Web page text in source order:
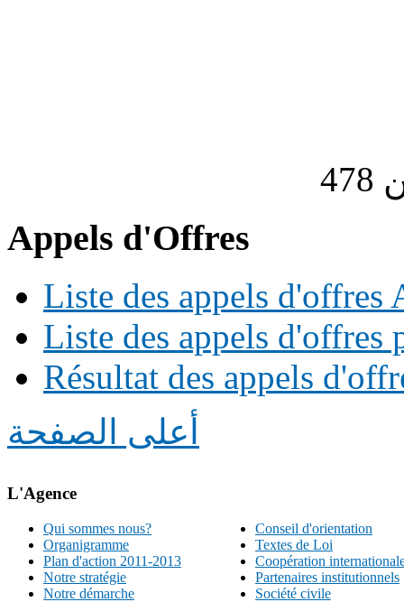
Appels d'Offres
Liste des appels d'offres
Liste des appels d'offres
Résultat des appels
أعلى الصفحة
L'Agence
Qui sommes nous?
Organigramme
Plan d'action 2011-2013
Notre stratégie
Notre démarche
Conseil d'orientation
Textes de Loi
Coopération
Partenaires institutionnels
Société civile